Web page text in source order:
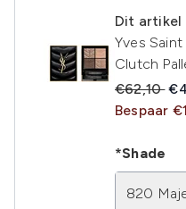
Dit artikel
Yves
Clutch
€62,10
Bespaar
*Shade
820